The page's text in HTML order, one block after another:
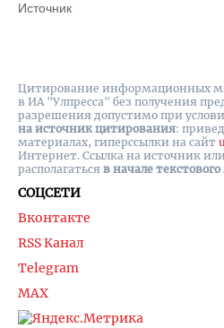
Источник
СОЦСЕТИ
Вконтакте
RSS Канал
Telegram
MAX
Цитирование информационных
в ИА "Улпресса" без получения
разрешения допустимо при
на источник цитирования:
материалах, гиперссылки на cайт
Интернет. Ссылка на источник
располагаться в начале